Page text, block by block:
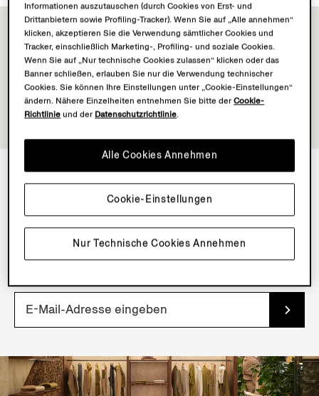
NEWSLETTER
Abonnieren Sie unseren Newsletter, um exklusive
Inhalte, Dienste und frühen Zugang zu neuen Produkten
zu erhalten.
Informationen auszutauschen (durch Cookies von Erst- und
Drittanbietern sowie Profiling-Tracker). Wenn Sie auf „Alle annehmen“
klicken, akzeptieren Sie die Verwendung sämtlicher Cookies und
Tracker, einschließlich Marketing-, Profiling- und soziale Cookies.
Wenn Sie auf „Nur technische Cookies zulassen“ klicken oder das
Banner schließen, erlauben Sie nur die Verwendung technischer
Cookies. Sie können Ihre Einstellungen unter „Cookie-Einstellungen“
ändern. Nähere Einzelheiten entnehmen Sie bitte derCookie-
Richtlinie und der Datenschutzrichtlinie.
Nur Technische Cookies Annehmen
Alle Cookies Annehmen
Cookie-Einstellungen